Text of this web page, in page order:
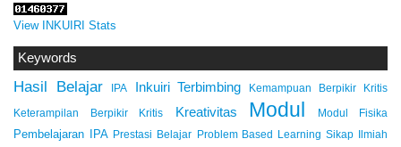
View INKUIRI Stats
Keywords
Hasil Belajar IPA Inkuiri Terbimbing Kemampuan Berpikir Kritis
Keterampilan Berpikir Kritis Kreativitas Modul Modul Fisika
Pembelajaran IPA Prestasi Belajar Problem Based Learning Sikap Ilmiah